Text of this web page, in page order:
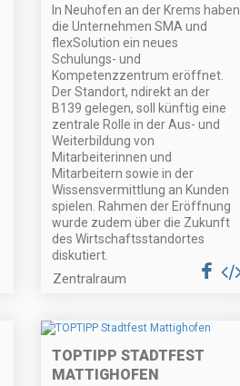
In Neuhofen an der Krems haben
die Unternehmen SMA und
flexSolution ein neues
Schulungs- und
Kompetenzzentrum eröffnet.
Der Standort, ndirekt an der
B139 gelegen, soll künftig eine
zentrale Rolle in der Aus- und
Weiterbildung von
Mitarbeiterinnen und
Mitarbeitern sowie in der
Wissensvermittlung an Kunden
spielen. Rahmen der Eröffnung
wurde zudem über die Zukunft
des Wirtschaftsstandortes
diskutiert.
Zentralraum
TOPTIPP STADTFEST
MATTIGHOFEN